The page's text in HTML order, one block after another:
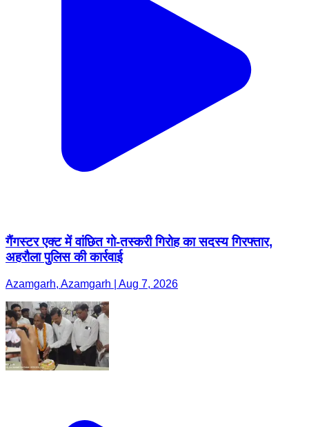
गैंगस्टर एक्ट में वांछित गो-तस्करी गिरोह का सदस्य गिरफ्तार,
अहरौला पुलिस की कार्रवाई
Azamgarh, Azamgarh | Aug 7, 2026